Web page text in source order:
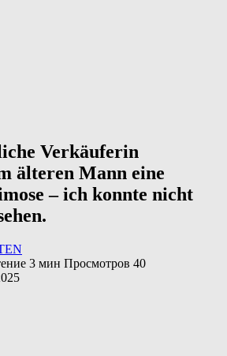
Verkäuferin
älteren Mann eine
– ich konnte nicht
3 мин Просмотров 40